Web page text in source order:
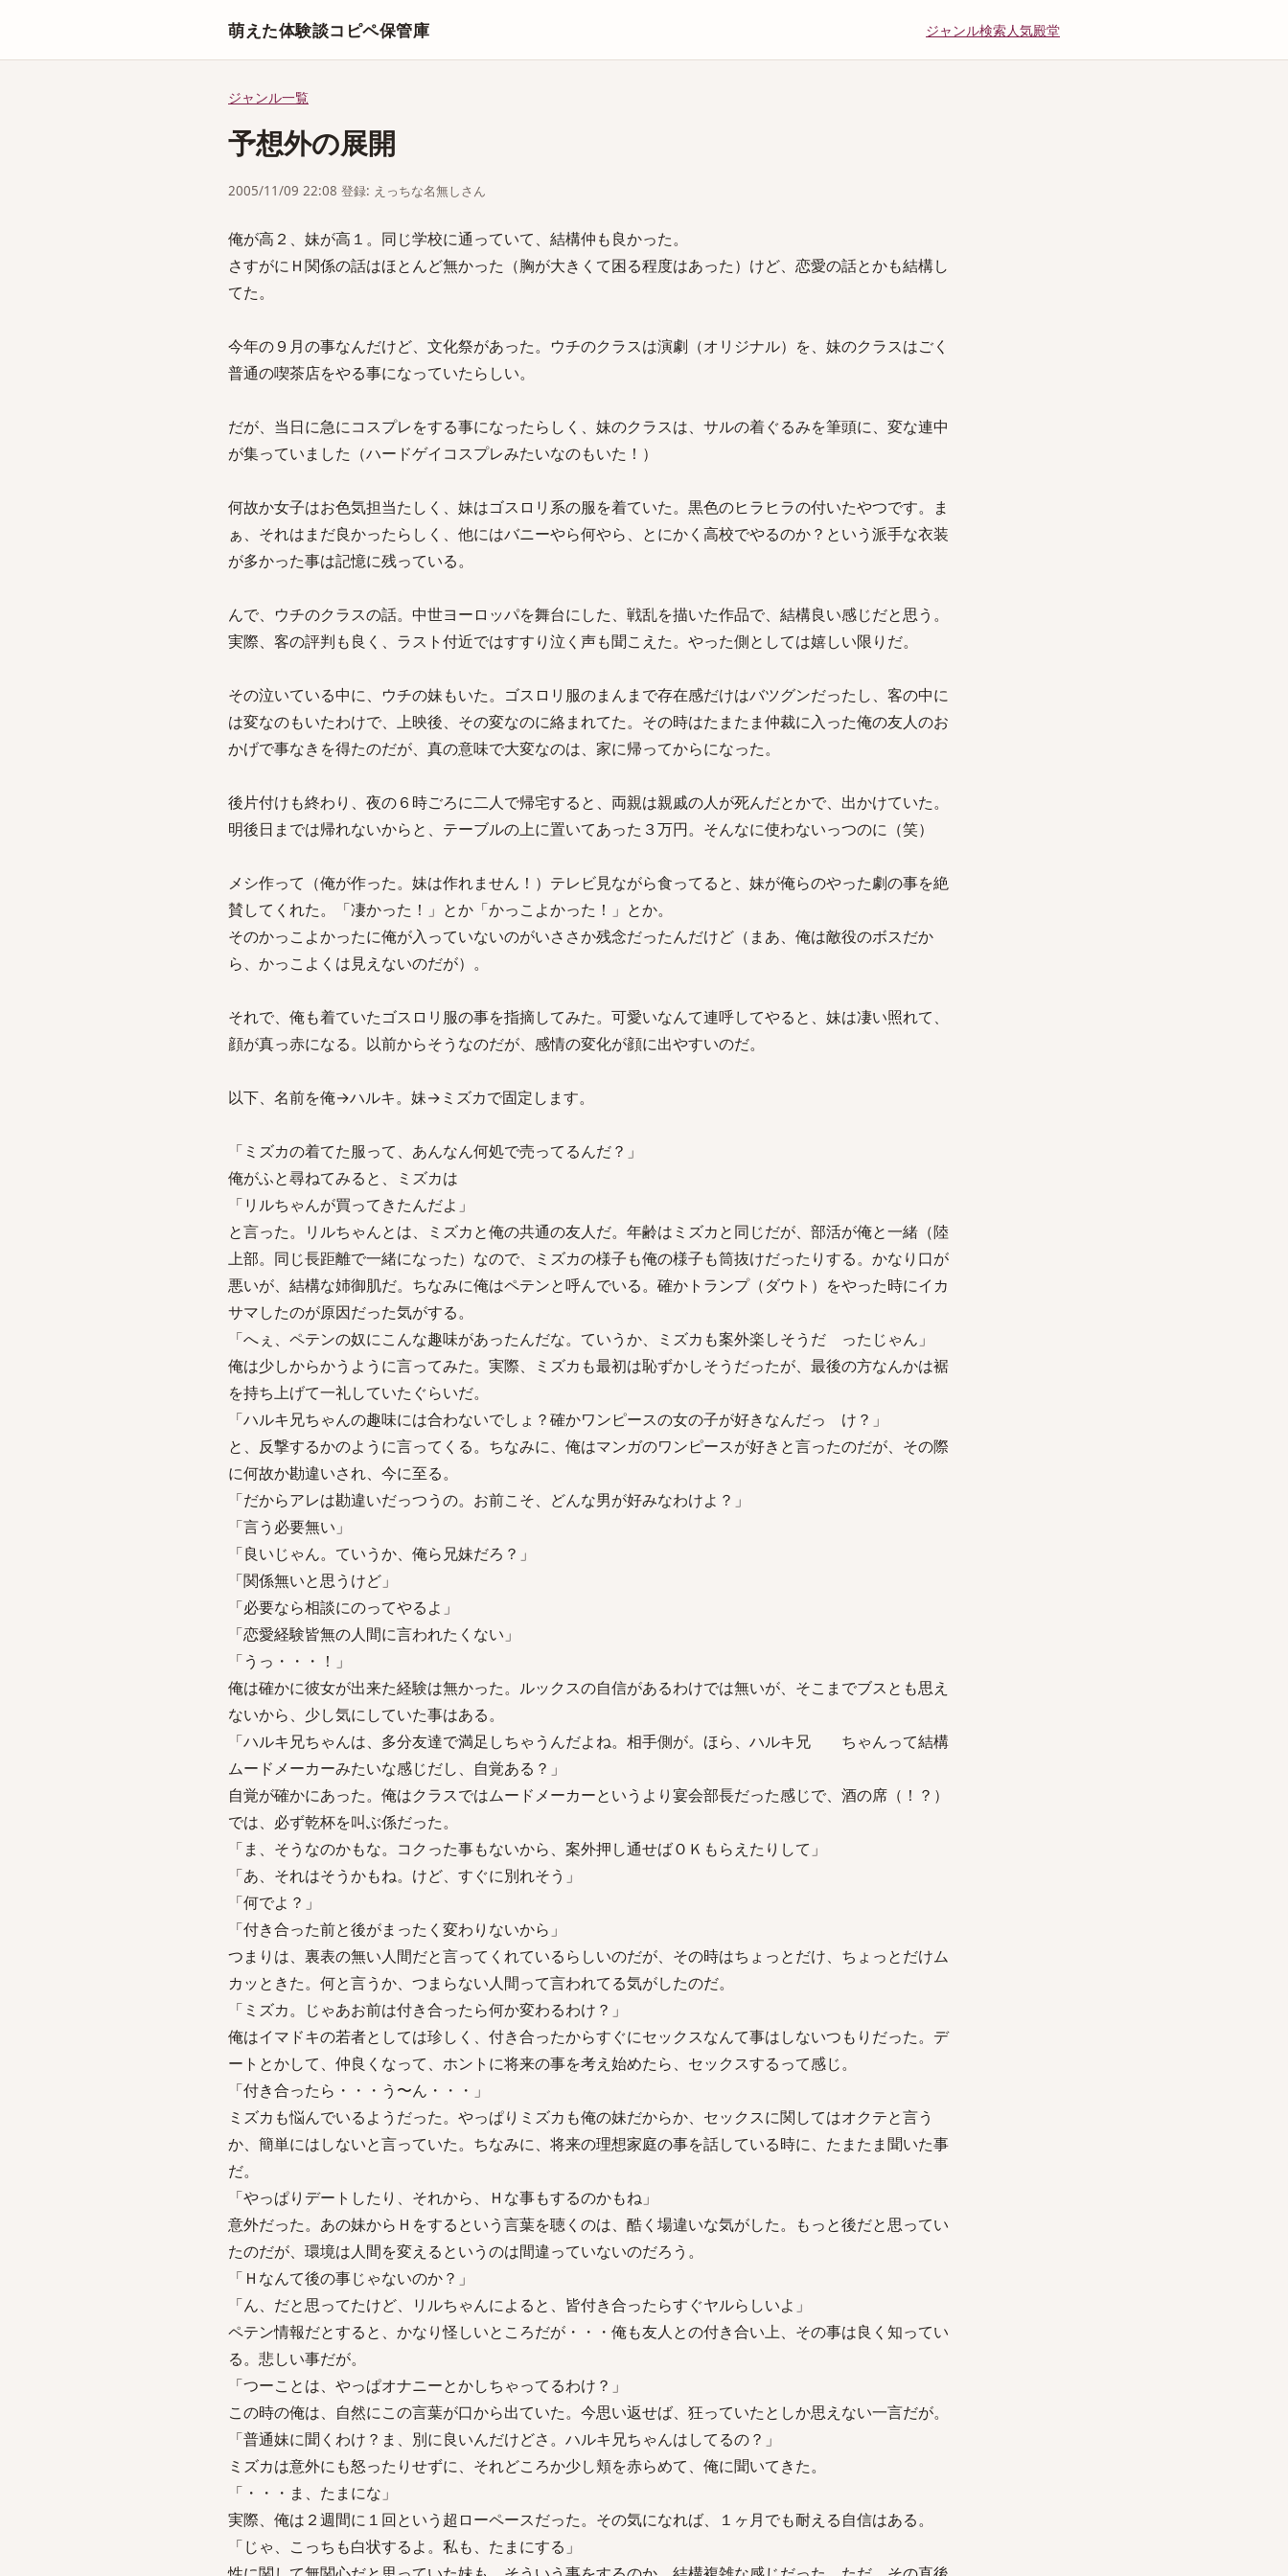
萌えた体験談コピペ保管庫 ジャンル検索人気殿堂
ジャンル一覧
予想外の展開
2005/11/09 22:08 登録: えっちな名無しさん
俺が高２、妹が高１。同じ学校に通っていて、結構仲も良かった。
さすがにＨ関係の話はほとんど無かった（胸が大きくて困る程度はあった）けど、恋愛の話とかも結構し
てた。
今年の９月の事なんだけど、文化祭があった。ウチのクラスは演劇（オリジナル）を、妹のクラスはごく
普通の喫茶店をやる事になっていたらしい。
だが、当日に急にコスプレをする事になったらしく、妹のクラスは、サルの着ぐるみを筆頭に、変な連中
が集っていました（ハードゲイコスプレみたいなのもいた！）
何故か女子はお色気担当たしく、妹はゴスロリ系の服を着ていた。黒色のヒラヒラの付いたやつです。ま
ぁ、それはまだ良かったらしく、他にはバニーやら何やら、とにかく高校でやるのか？という派手な衣装
が多かった事は記憶に残っている。
んで、ウチのクラスの話。中世ヨーロッパを舞台にした、戦乱を描いた作品で、結構良い感じだと思う。
実際、客の評判も良く、ラスト付近ではすすり泣く声も聞こえた。やった側としては嬉しい限りだ。
その泣いている中に、ウチの妹もいた。ゴスロリ服のまんまで存在感だけはバツグンだったし、客の中に
は変なのもいたわけで、上映後、その変なのに絡まれてた。その時はたまたま仲裁に入った俺の友人のお
かげで事なきを得たのだが、真の意味で大変なのは、家に帰ってからになった。
後片付けも終わり、夜の６時ごろに二人で帰宅すると、両親は親戚の人が死んだとかで、出かけていた。
明後日までは帰れないからと、テーブルの上に置いてあった３万円。そんなに使わないっつのに（笑）
メシ作って（俺が作った。妹は作れません！）テレビ見ながら食ってると、妹が俺らのやった劇の事を絶
賛してくれた。「凄かった！」とか「かっこよかった！」とか。
そのかっこよかったに俺が入っていないのがいささか残念だったんだけど（まあ、俺は敵役のボスだか
ら、かっこよくは見えないのだが）。
それで、俺も着ていたゴスロリ服の事を指摘してみた。可愛いなんて連呼してやると、妹は凄い照れて、
顔が真っ赤になる。以前からそうなのだが、感情の変化が顔に出やすいのだ。
以下、名前を俺→ハルキ。妹→ミズカで固定します。
「ミズカの着てた服って、あんなん何処で売ってるんだ？」
俺がふと尋ねてみると、ミズカは
「リルちゃんが買ってきたんだよ」
と言った。リルちゃんとは、ミズカと俺の共通の友人だ。年齢はミズカと同じだが、部活が俺と一緒（陸
上部。同じ長距離で一緒になった）なので、ミズカの様子も俺の様子も筒抜けだったりする。かなり口が
悪いが、結構な姉御肌だ。ちなみに俺はペテンと呼んでいる。確かトランプ（ダウト）をやった時にイカ
サマしたのが原因だった気がする。
「へぇ、ペテンの奴にこんな趣味があったんだな。ていうか、ミズカも案外楽しそうだ ったじゃん」
俺は少しからかうように言ってみた。実際、ミズカも最初は恥ずかしそうだったが、最後の方なんかは裾
を持ち上げて一礼していたぐらいだ。
「ハルキ兄ちゃんの趣味には合わないでしょ？確かワンピースの女の子が好きなんだっ け？」
と、反撃するかのように言ってくる。ちなみに、俺はマンガのワンピースが好きと言ったのだが、その際
に何故か勘違いされ、今に至る。
「だからアレは勘違いだっつうの。お前こそ、どんな男が好みなわけよ？」
「言う必要無い」
「良いじゃん。ていうか、俺ら兄妹だろ？」
「関係無いと思うけど」
「必要なら相談にのってやるよ」
「恋愛経験皆無の人間に言われたくない」
「うっ・・・！」
俺は確かに彼女が出来た経験は無かった。ルックスの自信があるわけでは無いが、そこまでブスとも思え
ないから、少し気にしていた事はある。
「ハルキ兄ちゃんは、多分友達で満足しちゃうんだよね。相手側が。ほら、ハルキ兄 ちゃんって結構
ムードメーカーみたいな感じだし、自覚ある？」
自覚が確かにあった。俺はクラスではムードメーカーというより宴会部長だった感じで、酒の席（！？）
では、必ず乾杯を叫ぶ係だった。
「ま、そうなのかもな。コクった事もないから、案外押し通せばＯＫもらえたりして」
「あ、それはそうかもね。けど、すぐに別れそう」
「何でよ？」
「付き合った前と後がまったく変わりないから」
つまりは、裏表の無い人間だと言ってくれているらしいのだが、その時はちょっとだけ、ちょっとだけム
カッときた。何と言うか、つまらない人間って言われてる気がしたのだ。
「ミズカ。じゃあお前は付き合ったら何か変わるわけ？」
俺はイマドキの若者としては珍しく、付き合ったからすぐにセックスなんて事はしないつもりだった。デ
ートとかして、仲良くなって、ホントに将来の事を考え始めたら、セックスするって感じ。
「付き合ったら・・・う〜ん・・・」
ミズカも悩んでいるようだった。やっぱりミズカも俺の妹だからか、セックスに関してはオクテと言う
か、簡単にはしないと言っていた。ちなみに、将来の理想家庭の事を話している時に、たまたま聞いた事
だ。
「やっぱりデートしたり、それから、Ｈな事もするのかもね」
意外だった。あの妹からＨをするという言葉を聴くのは、酷く場違いな気がした。もっと後だと思ってい
たのだが、環境は人間を変えるというのは間違っていないのだろう。
「Ｈなんて後の事じゃないのか？」
「ん、だと思ってたけど、リルちゃんによると、皆付き合ったらすぐヤルらしいよ」
ペテン情報だとすると、かなり怪しいところだが・・・俺も友人との付き合い上、その事は良く知ってい
る。悲しい事だが。
「つーことは、やっぱオナニーとかしちゃってるわけ？」
この時の俺は、自然にこの言葉が口から出ていた。今思い返せば、狂っていたとしか思えない一言だが。
「普通妹に聞くわけ？ま、別に良いんだけどさ。ハルキ兄ちゃんはしてるの？」
ミズカは意外にも怒ったりせずに、それどころか少し頬を赤らめて、俺に聞いてきた。
「・・・ま、たまにな」
実際、俺は２週間に１回という超ローペースだった。その気になれば、１ヶ月でも耐える自信はある。
「じゃ、こっちも白状するよ。私も、たまにする」